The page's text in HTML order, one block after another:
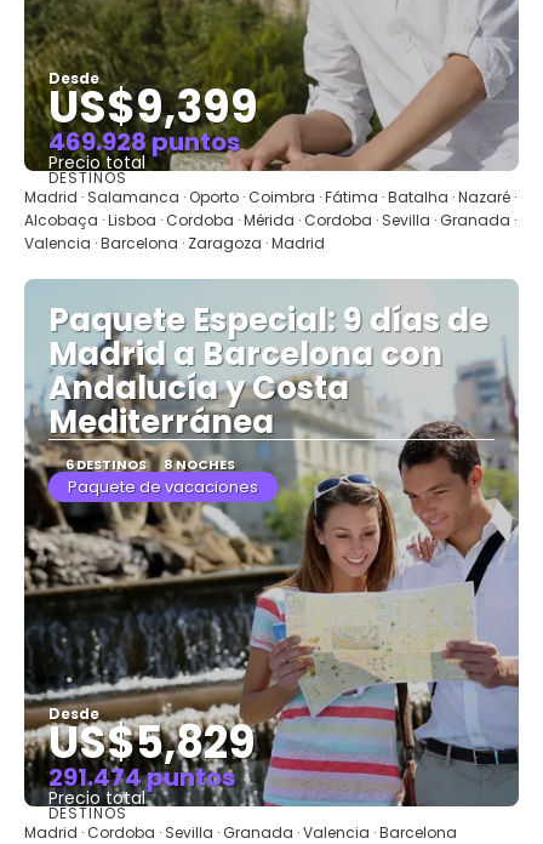
Desde
US$9,399
469.928 puntos
Precio total
Ver
DESTINOS
Madrid · Salamanca · Oporto · Coimbra · Fátima · Batalha · Nazaré ·
Alcobaça · Lisboa · Cordoba · Mérida · Cordoba · Sevilla · Granada ·
Valencia · Barcelona · Zaragoza · Madrid
Paquete Especial: 9 días de
Madrid a Barcelona con
Andalucía y Costa
Mediterránea
6 DESTINOS 8 NOCHES
Paquete de vacaciones
Desde
US$5,829
291.474 puntos
Precio total
Ver
DESTINOS
Madrid · Cordoba · Sevilla · Granada · Valencia · Barcelona